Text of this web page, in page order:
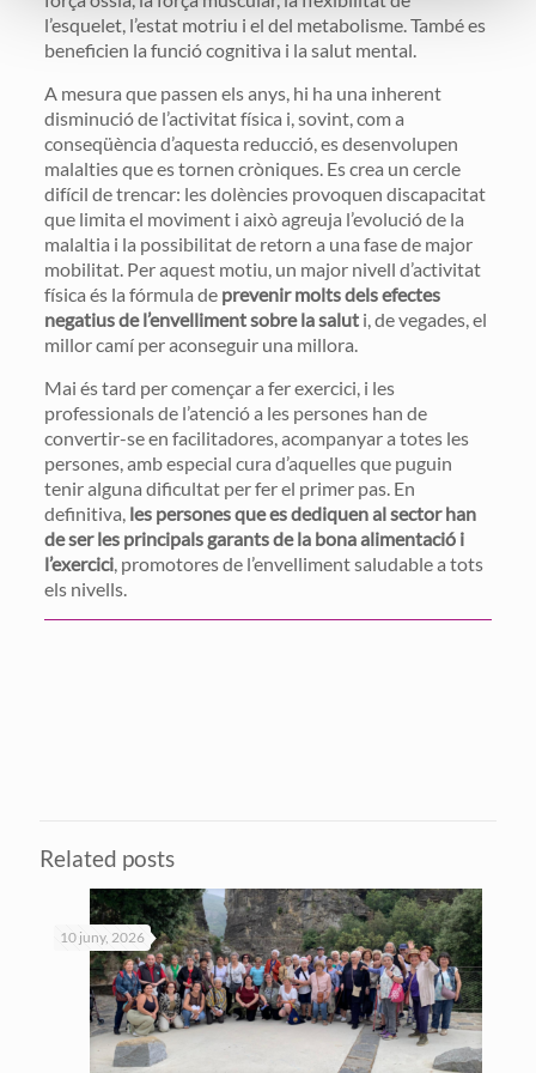
l’esquelet, l’estat motriu i el del metabolisme. També es
beneficien la funció cognitiva i la salut mental.
A mesura que passen els anys, hi ha una inherent
disminució de l’activitat física i, sovint, com a
conseqüència d’aquesta reducció, es desenvolupen
malalties que es tornen cròniques. Es crea un cercle
difícil de trencar: les dolències provoquen discapacitat
que limita el moviment i això agreuja l’evolució de la
malaltia i la possibilitat de retorn a una fase de major
mobilitat. Per aquest motiu, un major nivell d’activitat
física és la fórmula de prevenir molts dels efectes
negatius de l’envelliment sobre la saluti, de vegades, el
millor camí per aconseguir una millora.
Mai és tard per començar a fer exercici, i les
professionals de l’atenció a les persones han de
convertir-se en facilitadores, acompanyar a totes les
persones, amb especial cura d’aquelles que puguin
tenir alguna dificultat per fer el primer pas. En
definitiva, les persones que es dediquen al sector han
de ser les principals garants de la bona alimentació i
l’exercici, promotores de l’envelliment saludable a tots
els nivells.
Related posts
10 juny, 2026